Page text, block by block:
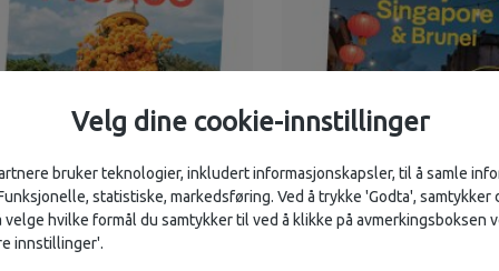
Velg dine cookie-innstillinger
bruker teknologier, inkludert informasjonskapsler, til å samle
statistiske, markedsføring. Ved å trykke 'Godta', samtykker
velge hvilke formål du samtykker til ved å klikke på avmerkingsboksen
innstillinger'.